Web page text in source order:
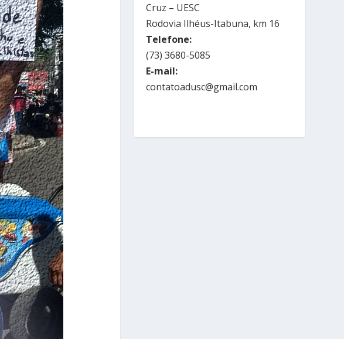
Cruz – UESC
Rodovia Ilhéus-Itabuna, km 16
Telefone:
(73) 3680-5085
E-mail:
contatoadusc@gmail.com